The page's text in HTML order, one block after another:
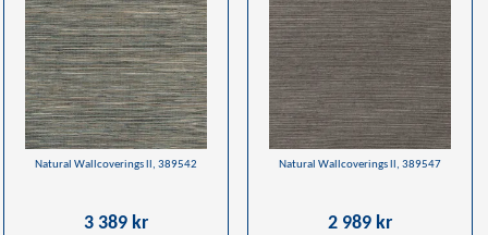
Natural Wallcoverings ll, 389542
3 389 kr
Natural Wallcoverings ll, 389547
2 989 kr